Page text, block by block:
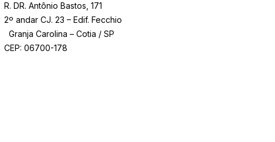
R. DR. Antônio Bastos, 171
2º andar CJ. 23 – Edif. Fecchio
Granja Carolina – Cotia / SP
CEP: 06700-178